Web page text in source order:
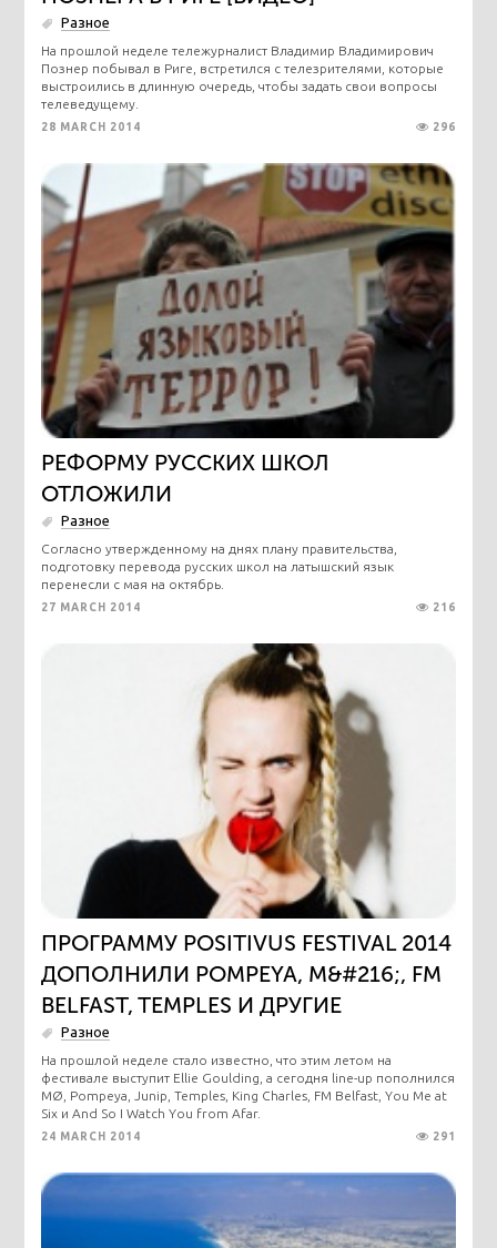
Разное
На прошлой неделе тележурналист Владимир Владимирович
Познер побывал в Риге, встретился с телезрителями, которые
выстроились в длинную очередь, чтобы задать свои вопросы
телеведущему.
28 MARCH 2014 296
РЕФОРМУ РУССКИХ ШКОЛ
ОТЛОЖИЛИ
Разное
Согласно утвержденному на днях плану правительства,
подготовку перевода русских школ на латышский язык
перенесли с мая на октябрь.
27 MARCH 2014 216
ПРОГРАММУ POSITIVUS FESTIVAL 2014
ДОПОЛНИЛИ POMPEYA, M&#216;, FM
BELFAST, TEMPLES И ДРУГИЕ
Разное
На прошлой неделе стало известно, что этим летом на
фестивале выступит Ellie Goulding, а сегодня line-up пополнился
MØ, Pompeya, Junip, Temples, King Charles, FM Belfast, You Me at
Six и And So I Watch You from Afar.
24 MARCH 2014 291